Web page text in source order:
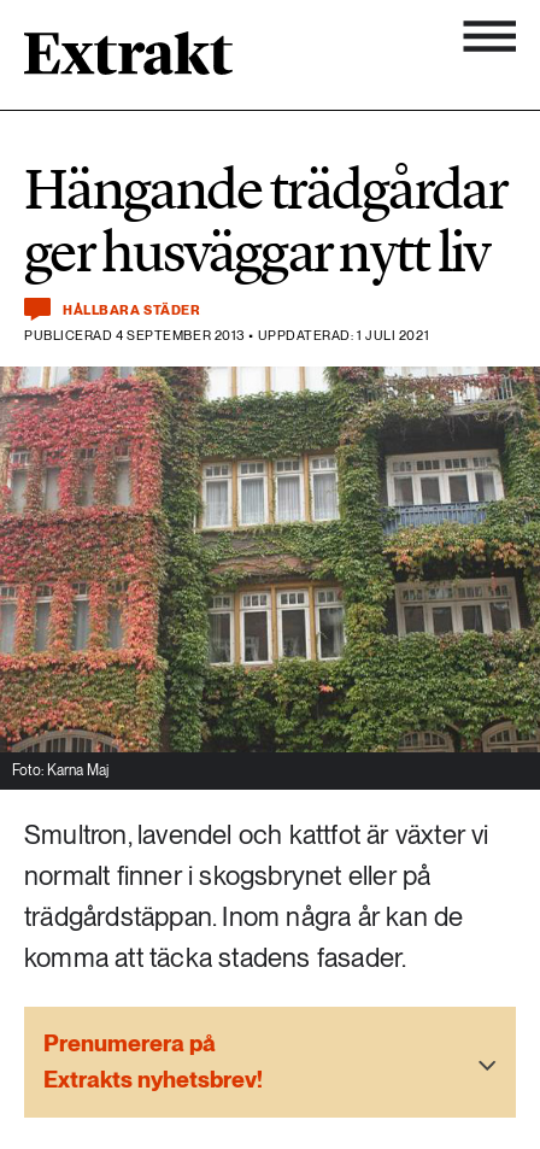
Biologisk mångfald
Hållbara städer
Industri & Energi
Kemikalier
Klimat
Landsbygd
Livsstil & konsumtion
Mat & jordbruk
Skog
Social hållbarhet
Transport
Vatten
Nyhetsbrev
Om Extrakt
900 ARTIKLAR
584 ARTIKLAR
Hållbara städer
473 ARTIKLAR
Industri & Energi
471 ARTIKLAR
Kemikalier
1492 ARTIKLAR
Klimat
252 ARTIKLAR
Landsbygd
939 ARTIKLAR
Livsstil & konsumtion
612 ARTIKLAR
Skog
Social hållbarhet
189 ARTIKLAR
Hängande trädgårdar
ger husväggar nytt liv
HÅLLBARA STÄDER
PUBLICERAD 4 SEPTEMBER 2013 • UPPDATERAD: 1 JULI 2021
Foto: Karna Maj
Smultron, lavendel och kattfot är växter vi
normalt finner i skogsbrynet eller på
trädgårdstäppan. Inom några år kan de
komma att täcka stadens fasader.
Prenumerera på
Extrakts nyhetsbrev!